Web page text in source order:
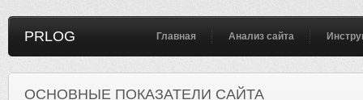
PRLOG Главная Анализ сайта
ОСНОВНЫЕ ПОКАЗАТЕЛИ САЙТА